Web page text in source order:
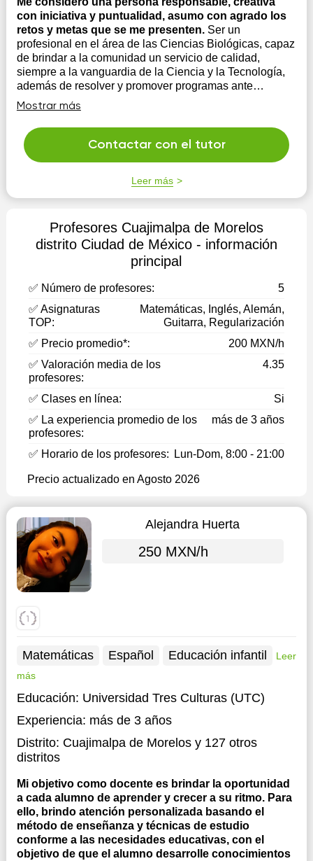
con iniciativa y puntualidad, asumo con agrado los
retos y metas que se me presenten. Ser un
profesional en el área de las Ciencias Biológicas, capaz
de brindar a la comunidad un servicio de calidad,
siempre a la vanguardia de la Ciencia y la Tecnología,
además de resolver y promover programas ante
problemáticas ambientales, con buen manejo de
relaciones interpersonales, facilidad pa...
Mostrar más
Contactar con el tutor
Leer más
Profesores Cuajimalpa de Morelos
distrito Ciudad de México - información
principal
✅ Número de profesores:
5
✅ Asignaturas
TOP:
Matemáticas, Inglés, Alemán,
Guitarra, Regularización
✅ Precio promedio*:
200 MXN/h
✅ Valoración media de los
profesores:
4.35
✅ Clases en línea:
Si
✅ La experiencia promedio de los
profesores:
más de 3 años
✅ Horario de los profesores: Lun-Dom, 8:00 - 21:00
Precio actualizado en Agosto 2026
Alejandra Huerta
250 MXN/h
Matemáticas Español Educación infantil
Leer
más
Educación: Universidad Tres Culturas (UTC)
Experiencia: más de 3 años
Distrito: Cuajimalpa de Morelosy 127 otros
distritos
Mi objetivo como docente es brindar la oportunidad
a cada alumno de aprender y crecer a su ritmo. Para
ello, brindo atención personalizada basando el
método de enseñanza y técnicas de estudio
conforme a las necesidades educativas, con el
objetivo de que el alumno desarrolle conocimientos